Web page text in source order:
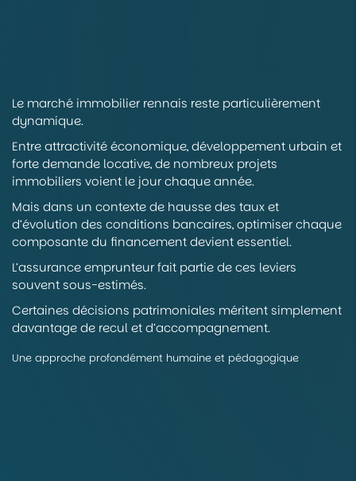
Le marché immobilier rennais reste particulièrement
dynamique.
Entre attractivité économique, développement urbain et
forte demande locative, de nombreux projets
immobiliers voient le jour chaque année.
Mais dans un contexte de hausse des taux et
d’évolution des conditions bancaires, optimiser chaque
composante du financement devient essentiel.
L’assurance emprunteur fait partie de ces leviers
souvent sous-estimés.
Certaines décisions patrimoniales méritent simplement
davantage de recul et d’accompagnement.
Une approche profondément humaine et pédagogique